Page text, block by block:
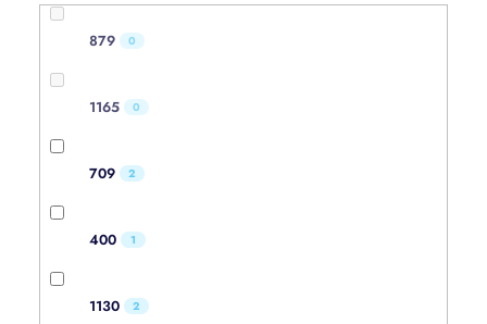
879 0
1165 0
709 2
400 1
1130 2